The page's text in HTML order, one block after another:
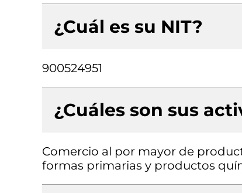
¿Cuál es su NIT?
900524951
¿Cuáles son sus
Comercio al por mayor de
formas primarias y productos